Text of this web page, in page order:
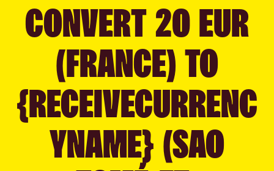
CONVERT 20 EUR
(FRANCE) TO
{RECEIVECURRENC
YNAME} (SAO